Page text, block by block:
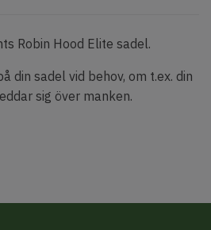
Robin Hood Elite sadel.
din sadel vid behov, om t.ex. din
sig över manken.